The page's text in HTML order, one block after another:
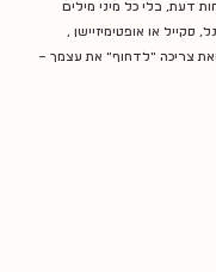
דעת, בלי כל מיני מילים
סקייל או אופטימיזיישן ,
צריכה "לדחוף" את עצמך –